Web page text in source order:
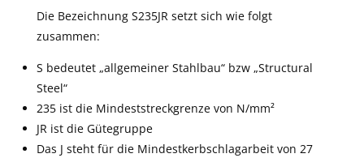
Die Bezeichnung S235JR setzt sich wie folgt
zusammen:
S bedeutet „allgemeiner Stahlbau“ bzw „Structural
Steel“
235 ist die Mindeststreckgrenze von N/mm²
JR ist die Gütegruppe
Das J steht für die Mindestkerbschlagarbeit von 27